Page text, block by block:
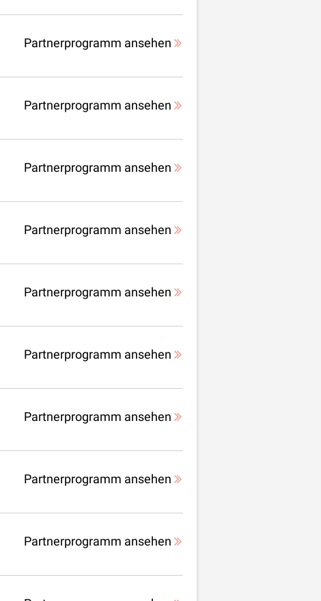
Partnerprogramm ansehen
Partnerprogramm ansehen
Partnerprogramm ansehen
Partnerprogramm ansehen
Partnerprogramm ansehen
Partnerprogramm ansehen
Partnerprogramm ansehen
Partnerprogramm ansehen
Partnerprogramm ansehen